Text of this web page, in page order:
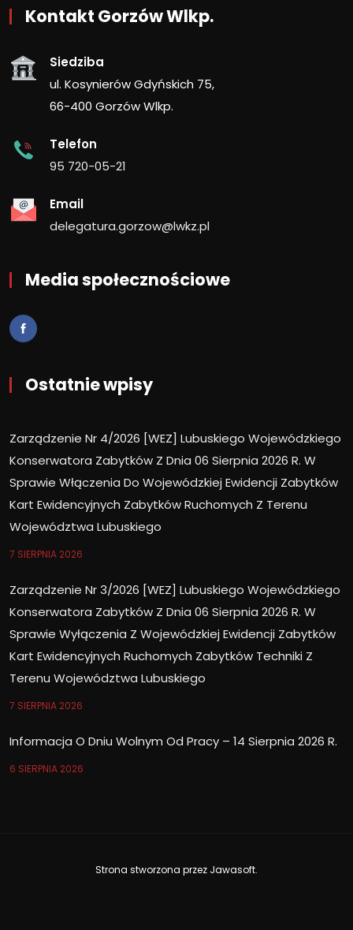
Kontakt Gorzów Wlkp.
Siedziba
ul. Kosynierów Gdyńskich 75,
66-400 Gorzów Wlkp.
Telefon
95 720-05-21
Email
delegatura.gorzow@lwkz.pl
Media społecznościowe
Ostatnie wpisy
Zarządzenie Nr 4/2026 [WEZ] Lubuskiego Wojewódzkiego
Konserwatora Zabytków Z Dnia 06 Sierpnia 2026 R. W
Sprawie Włączenia Do Wojewódzkiej Ewidencji Zabytków
Kart Ewidencyjnych Zabytków Ruchomych Z Terenu
Województwa Lubuskiego
7 SIERPNIA 2026
Zarządzenie Nr 3/2026 [WEZ] Lubuskiego Wojewódzkiego
Konserwatora Zabytków Z Dnia 06 Sierpnia 2026 R. W
Sprawie Wyłączenia Z Wojewódzkiej Ewidencji Zabytków
Kart Ewidencyjnych Ruchomych Zabytków Techniki Z
Terenu Województwa Lubuskiego
7 SIERPNIA 2026
Informacja O Dniu Wolnym Od Pracy – 14 Sierpnia 2026 R.
6 SIERPNIA 2026
Strona stworzona przez Jawasoft.